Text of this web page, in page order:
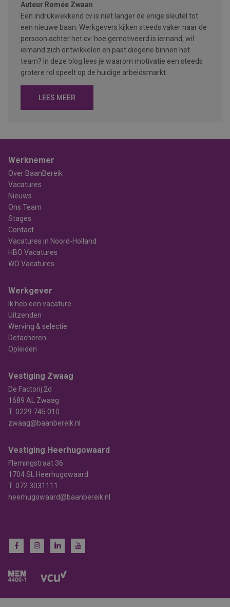
Auteur Romée Zwaan
Een indrukwekkend cv is niet langer de enige sleutel tot
een nieuwe baan. Werkgevers kijken steeds vaker naar de
persoon achter het cv: hoe gemotiveerd is iemand, wil
iemand zich ontwikkelen en past diegene binnen het
team? In deze blog lees je waarom motivatie een steeds
grotere rol speelt op de huidige arbeidsmarkt.
LEES MEER
Werknemer
Over BaanBereik
Vacatures
Nieuws
Ons Team
Stages
Contact
Vacatures in Noord-Holland
HBO Vacatures
WO Vacatures
Werkgever
Ik heb een vacature
Uitzenden
Werving & selectie
Detacheren
Opleiden
Vestiging Zwaag
De Factorij 2d
1689 AL Zwaag
T. 0229 745 010
zwaag@baanbereik.nl
Vestiging Heerhugowaard
Flemingstraat 36
1704 SL Heerhugowaard
T. 072 3031111
heerhugowaard@baanbereik.nl